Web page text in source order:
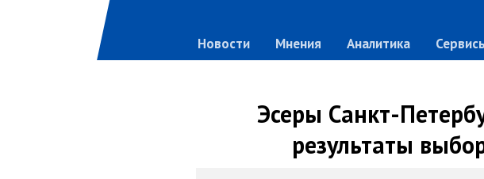
Новости Мнения Аналитика
Эсеры Санкт-
результаты